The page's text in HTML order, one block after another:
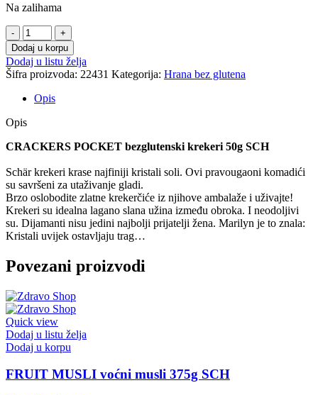
Na zalihama
Dodaj u korpu
Dodaj u listu želja
Šifra proizvoda: 22431 Kategorija: Hrana bez glutena
Opis
Opis
CRACKERS POCKET bezglutenski krekeri 50g SCH
Schär krekeri krase najfiniji kristali soli. Ovi pravougaoni komadići
su savršeni za utaživanje gladi.
Brzo oslobodite zlatne krekerčiće iz njihove ambalaže i uživajte!
Krekeri su idealna lagano slana užina između obroka. I neodoljivi
su. Dijamanti nisu jedini najbolji prijatelji žena. Marilyn je to znala:
Kristali uvijek ostavljaju trag…
Povezani proizvodi
Quick view
Dodaj u listu želja
Dodaj u korpu
FRUIT MUSLI voćni musli 375g SCH